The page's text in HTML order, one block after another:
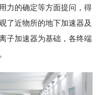
力的确定等方面提问，得
了近物所的地下加速器及
子加速器为基础，各终端